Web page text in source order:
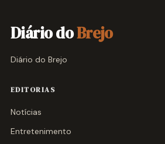
Diário doBrejo
Diário do Brejo
EDITORIAS
Notícias
Entretenimento